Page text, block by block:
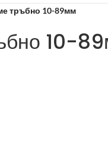
тръбно 10-89мм
10-